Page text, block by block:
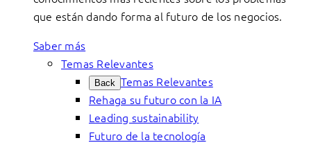
que están dando forma al futuro de los negocios.
Saber más
Temas Relevantes
Back Temas Relevantes
Rehaga su futuro con la IA
Leading sustainability
Futuro de la tecnología